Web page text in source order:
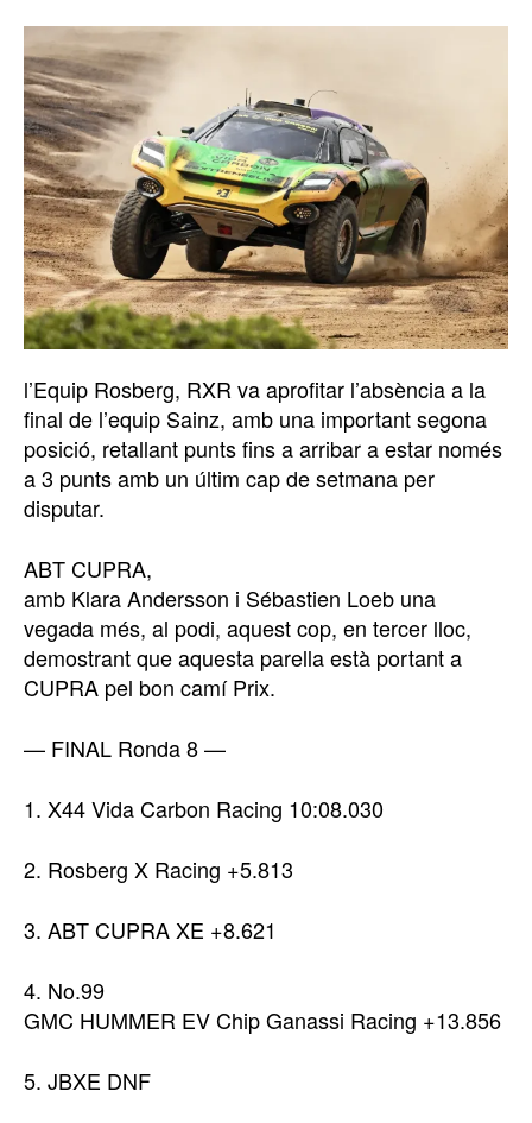
l’Equip Rosberg, RXR va aprofitar l’absència a la
final de l’equip Sainz, amb una important segona
posició, retallant punts fins a arribar a estar només
a 3 punts amb un últim cap de setmana per
disputar.
ABT CUPRA,
amb Klara Andersson i Sébastien Loeb una
vegada més, al podi, aquest cop, en tercer lloc,
demostrant que aquesta parella està portant a
CUPRA pel bon camí Prix.
— FINAL Ronda 8 —
1. X44 Vida Carbon Racing 10:08.030
2. Rosberg X Racing +5.813
3. ABT CUPRA XE +8.621
4. No.99
GMC HUMMER EV Chip Ganassi Racing +13.856
5. JBXE DNF